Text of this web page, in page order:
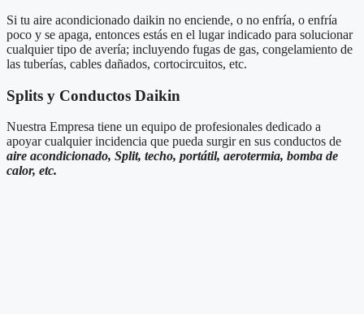
Si tu aire acondicionado daikin no enciende, o no enfría, o enfría
poco y se apaga, entonces estás en el lugar indicado para solucionar
cualquier tipo de avería; incluyendo fugas de gas, congelamiento de
las tuberías, cables dañados, cortocircuitos, etc.
Splits y Conductos Daikin
Nuestra Empresa tiene un equipo de profesionales dedicado a
apoyar cualquier incidencia que pueda surgir en sus conductos de
aire acondicionado, Split, techo, portátil, aerotermia, bomba de
calor, etc.